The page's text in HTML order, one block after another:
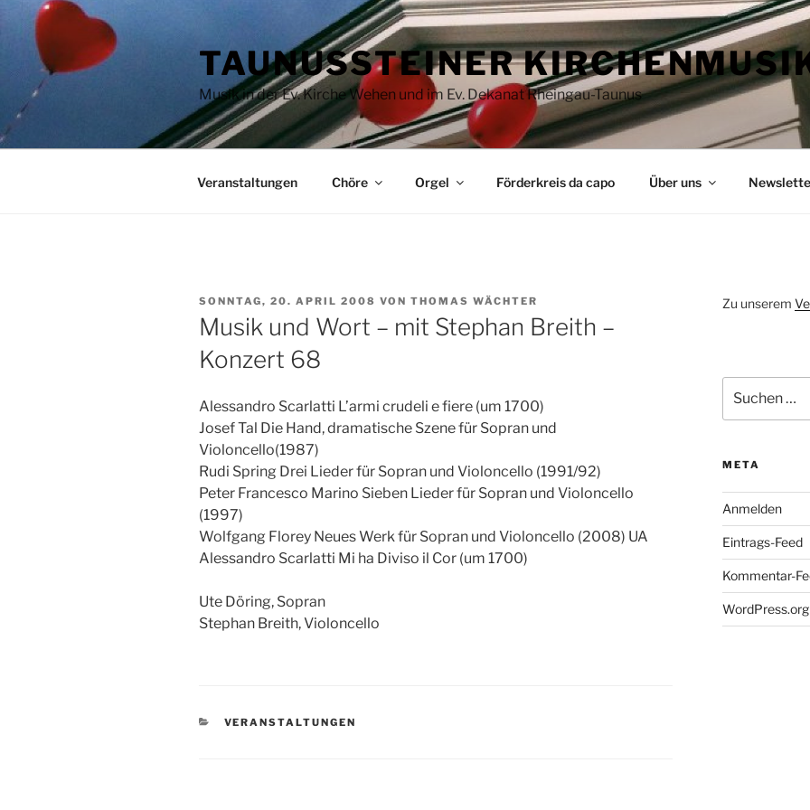
Zum
Inhalt
springen
TAUNUSSTEINER
Musik in der Ev. Kirche Wehen und im Ev. Dekanat Rheingau-Taunus
Veranstaltungen Chöre Orgel Förderkreis da capo Über uns
VERÖFFENTLICHT
AM
SONNTAG, 20. APRIL 2008 VON THOMAS WÄCHTER
Musik und Wort – mit Stephan Breith –
Konzert 68
Alessandro Scarlatti L’armi crudeli e fiere (um 1700)
Josef Tal Die Hand, dramatische Szene für Sopran und
Violoncello(1987)
Rudi Spring Drei Lieder für Sopran und Violoncello (1991/92)
Peter Francesco Marino Sieben Lieder für Sopran und Violoncello
(1997)
Wolfgang Florey Neues Werk für Sopran und Violoncello (2008) UA
Alessandro Scarlatti Mi ha Diviso il Cor (um 1700)
Ute Döring, Sopran
Stephan Breith, Violoncello
KATEGORIEN
VERANSTALTUNGEN
Zu unserem
nach:
META
Anmelden
Eintrags-Feed
Kommentar-
WordPress.org